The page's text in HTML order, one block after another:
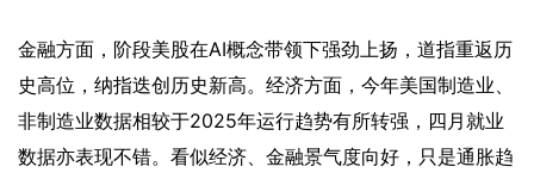
金融方面，阶段美股在AI概念带领下强劲上扬，道指重返历
史高位，纳指迭创历史新高。经济方面，今年美国制造业、
非制造业数据相较于2025年运行趋势有所转强，四月就业
数据亦表现不错。看似经济、金融景气度向好，只是通胀趋